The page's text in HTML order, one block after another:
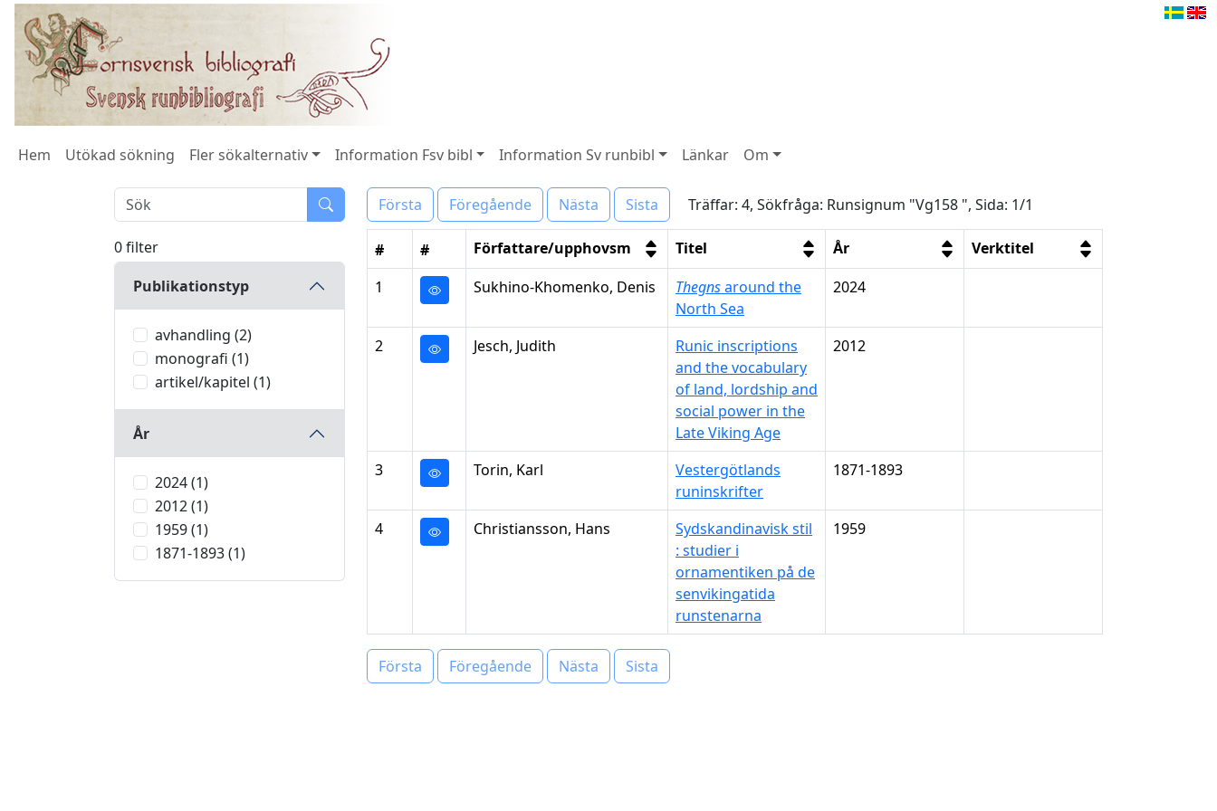
Hem Utökad sökning Fler sökalternativ Information Fsv bibl Information Sv runbibl Länkar Om
0 filter
Publikationstyp
avhandling (2)
monografi (1)
artikel/kapitel (1)
År
2024 (1)
2012 (1)
1959 (1)
1871-1893 (1)
Första Föregående Nästa Sista Träffar: 4, Sökfråga: Runsignum "Vg158 ", Sida: 1/1
# # Författare/upphovsm Titel År
Verktitel
1
Sukhino-Khomenko, Denis Thegnsaround the
North Sea
2024
2 Jesch, Judith
Runic inscriptions
and the vocabulary
of land, lordship and
social power in the
Late Viking Age
2012
3 Torin, Karl
Vestergötlands
runinskrifter
1871-1893
4 Christiansson, Hans
Sydskandinavisk stil
: studier i
ornamentiken på de
senvikingatida
runstenarna
1959
Första Föregående Nästa Sista